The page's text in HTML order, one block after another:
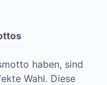
haben, sind
Wahl. Diese